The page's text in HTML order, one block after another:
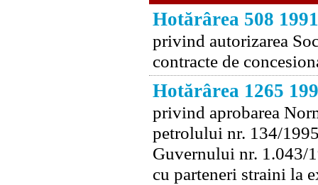
Hotărârea 508 1991
privind autorizarea
contracte de
Hotărârea 1265
privind aprobarea
petrolului nr. 134/
Guvernului nr. 1.043/
cu parteneri straini la